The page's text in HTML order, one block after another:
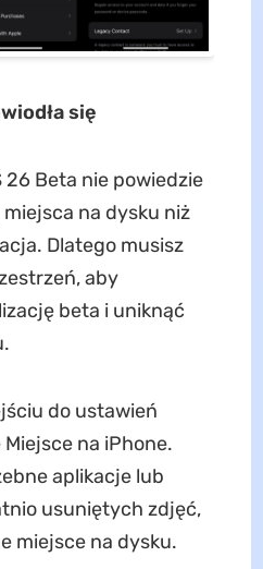
się
26 Beta nie powiedzie
na dysku niż
Dlatego musisz
aby
beta i uniknąć
do ustawień
na iPhone.
aplikacje lub
usuniętych zdjęć,
miejsce na dysku.